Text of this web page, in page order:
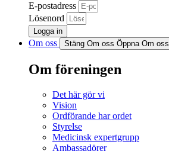
E-postadress
Lösenord
Logga in
Om oss Stäng Om oss Öppna Om oss
Om föreningen
Det här gör vi
Vision
Ordförande har ordet
Styrelse
Medicinsk expertgrupp
Ambassadörer